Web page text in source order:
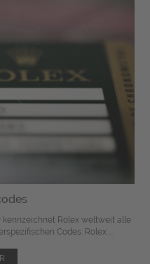
kennzeichnet Rolex weltweit alle
Codes. Rolex ...